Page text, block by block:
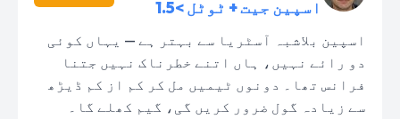
اسپین جیت + ٹوٹل >1.5
اسپین بلاشبہ آسٹریا سے بہتر ہے — یہاں کوئی
دو رائے نہیں، ہاں اتنے خطرناک نہیں جتنا
فرانس تھا۔ دونوں ٹیمیں مل کر کم از کم ڈیڑھ
سے زیادہ گول ضرور کریں گی، گیم کھلے گا۔